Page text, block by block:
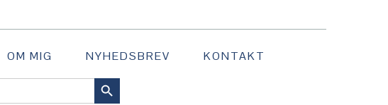
OM MIG NYHEDSBREV KONTAKT
SEARCH BUTTON